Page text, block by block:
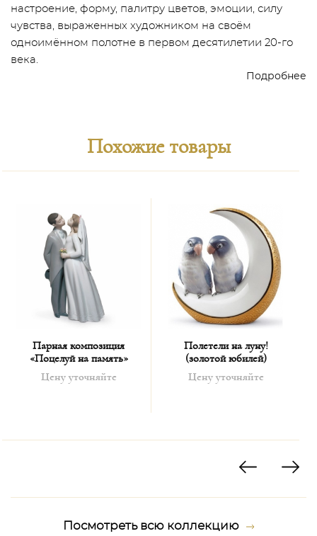
настроение, форму, палитру цветов, эмоции, силу
чувства, выраженных художником на своём
одноимённом полотне в первом десятилетии 20-го
века.
Подробнее
Похожие товары
Парная композиция
«Поцелуй на память»
Цену уточняйте
Полетели на луну!
(золотой юбилей)
Цену уточняйте
Посмотреть всю коллекцию